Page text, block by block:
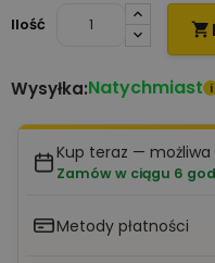
Ilość

Wysyłka:Natychmiast i
Kup teraz — możliwa
Zamów w ciągu 6
Metody płatności